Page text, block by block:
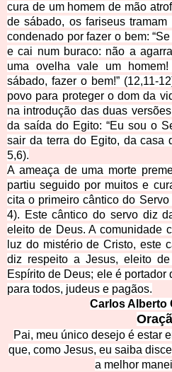
cura de um homem de mão
de sábado, os fariseus
condenado por fazer o bem:
e cai num buraco: não a
uma ovelha vale um
sábado, fazer o bem!” (12,11-
povo para proteger o dom da
na introdução das duas
da saída do Egito: “Eu sou o
sair da terra do Egito, da casa
5,6).
A ameaça de uma morte
partiu seguido por muitos e
cita o primeiro cântico do
4). Este cântico do servo diz
eleito de Deus. A comunidade
luz do mistério de Cristo, este
diz respeito a Jesus, eleito
Espírito de Deus; ele é portador
para todos, judeus e pagãos.
Carlos Alberto
Pai, meu único desejo é estar
que, como Jesus, eu saiba
a melhor